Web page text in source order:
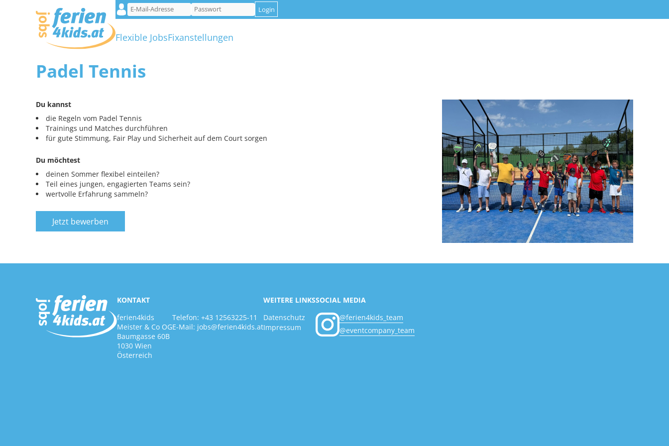
Flexible JobsFixanstellungen
Padel Tennis
Du kannst
die Regeln vom Padel Tennis
Trainings und Matches durchführen
für gute Stimmung, Fair Play und Sicherheit auf dem Court sorgen
Du möchtest
deinen Sommer flexibel einteilen?
Teil eines jungen, engagierten Teams sein?
wertvolle Erfahrung sammeln?
Jetzt bewerben
KONTAKT
ferien4kids
Meister & Co OG
Baumgasse 60B
1030 Wien
Österreich
Telefon:+43 12563225-11
E-Mail: jobs@ferien4kids.at
WEITERE LINKS
Datenschutz
Impressum
SOCIAL MEDIA
@ferien4kids_team
@eventcompany_team